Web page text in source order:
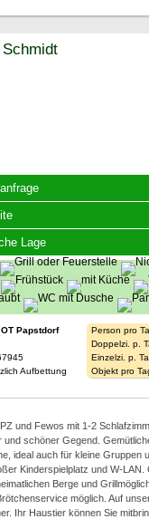
Lage
Papstdorf
Aufbettung
Person pro
Doppelzi. p.
Einzelzi. p.
Objekt pro
und Fewos mit 1-2
und schöner Gegend.
ideal auch für kleine Gruppen
Kinderspielplatz und W-
Berge und
möglich. Auf
Ihr Haustier können Sie